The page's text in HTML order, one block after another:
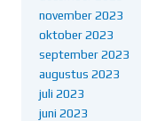
november 2023
oktober 2023
september 2023
augustus 2023
juli 2023
juni 2023